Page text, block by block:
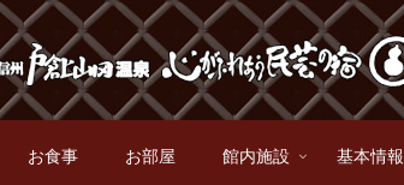
お食事 お部屋 館内施設 基本情報